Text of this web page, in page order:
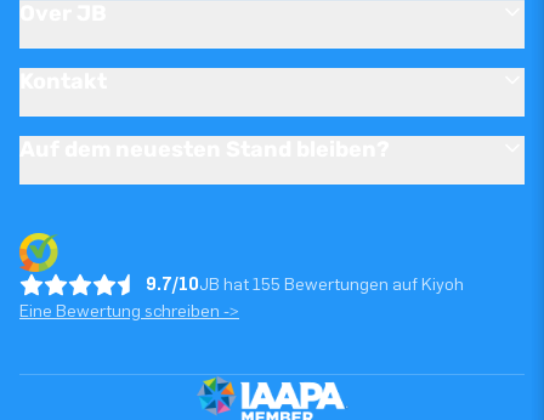
9.7/10JB hat 155 Bewertungen auf Kiyoh
Eine Bewertung schreiben ->